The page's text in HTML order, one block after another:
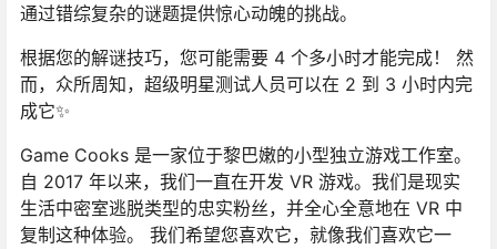
通过错综复杂的谜题提供惊心动魄的挑战。
根据您的解谜技巧，您可能需要 4 个多小时才能完成！ 然
而，众所周知，超级明星测试人员可以在 2 到 3 小时内完
成它✨
Game Cooks 是一家位于黎巴嫩的小型独立游戏工作室。
自 2017 年以来，我们一直在开发 VR 游戏。我们是现实
生活中密室逃脱类型的忠实粉丝，并全心全意地在 VR 中
复制这种体验。 我们希望您喜欢它，就像我们喜欢它一